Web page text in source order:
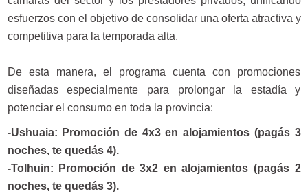
esfuerzos con el objetivo de consolidar una oferta atractiva y
competitiva para la temporada alta.
De esta manera, el programa cuenta con promociones
diseñadas especialmente para prolongar la estadía y
potenciar el consumo en toda la provincia:
-Ushuaia: Promoción de 4x3 en alojamientos (pagás 3
noches, te quedás 4).
-Tolhuin: Promoción de 3x2 en alojamientos (pagás 2
noches, te quedás 3).